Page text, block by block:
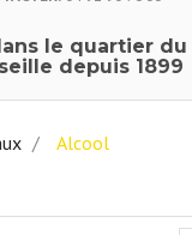
le quartier du
depuis 1899
Alcool